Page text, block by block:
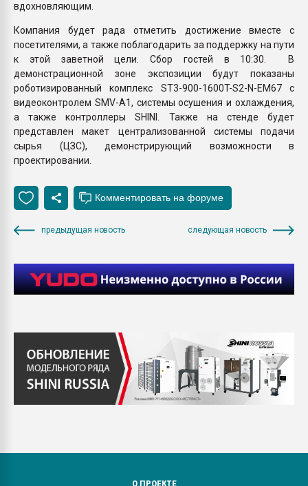
вдохновляющим.
Компания будет рада отметить достижение вместе с
посетителями, а также поблагодарить за поддержку на пути
к этой заветной цели. Сбор гостей в 10:30. В
демонстрационной зоне экспозиции будут показаны
роботизированный комплекс ST3-900-1600T-S2-N-EM67 с
видеоконтролем SMV-А1, системы осушения и охлаждения,
а также контроллеры SHINI. Также на стенде будет
представлен макет централизованной системы подачи
сырья (ЦЗС), демонстрирующий возможности в
проектировании.
предыдущая новость следующая новость
О ПРОЕКТЕ